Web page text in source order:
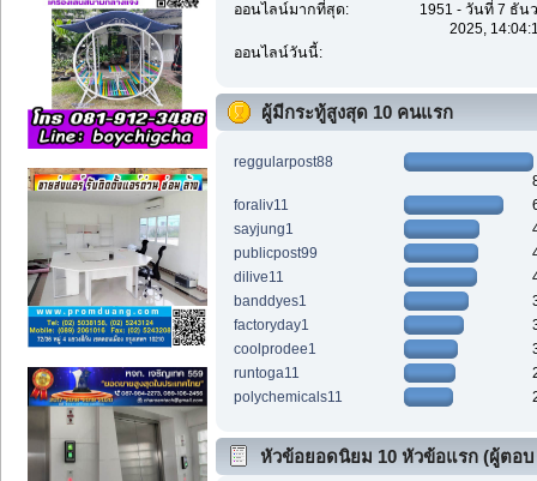
ออนไลน์มากที่สุด:
1951 - วันที่ 7 ธัน
2025,
ออนไลน์วันนี้:
ผู้มีกระทู้สูงสุด 10 คนแรก
reggularpost88
foraliv11
sayjung1
publicpost99
dilive11
banddyes1
factoryday1
coolprodee1
runtoga11
polychemicals11
หัวข้อยอดนิยม 10 หัวข้อแรก (ผู้ตอบ